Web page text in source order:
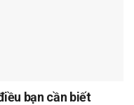
bạn cần biết